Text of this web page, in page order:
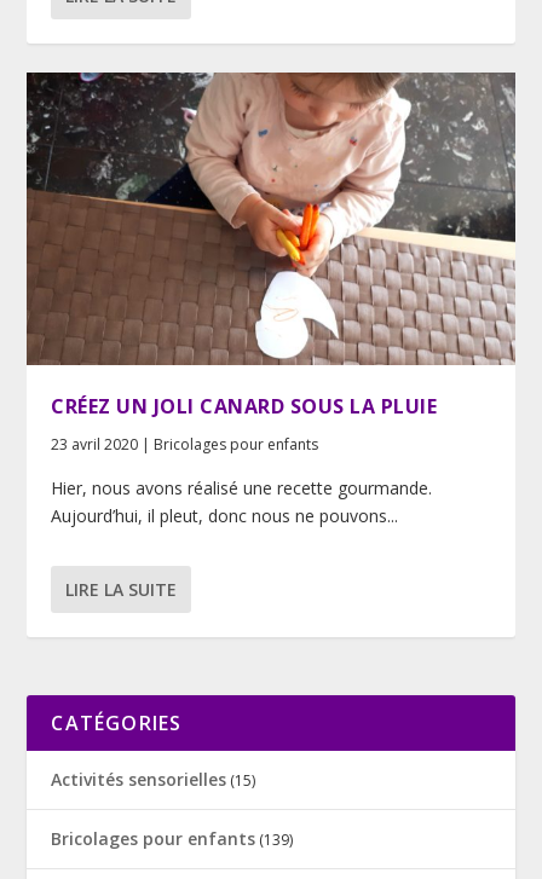
CRÉEZ UN JOLI CANARD SOUS LA PLUIE
23 avril 2020 | Bricolages pour enfants
Hier, nous avons réalisé une recette gourmande.
Aujourd’hui, il pleut, donc nous ne pouvons...
LIRE LA SUITE
CATÉGORIES
Activités sensorielles (15)
Bricolages pour enfants (139)